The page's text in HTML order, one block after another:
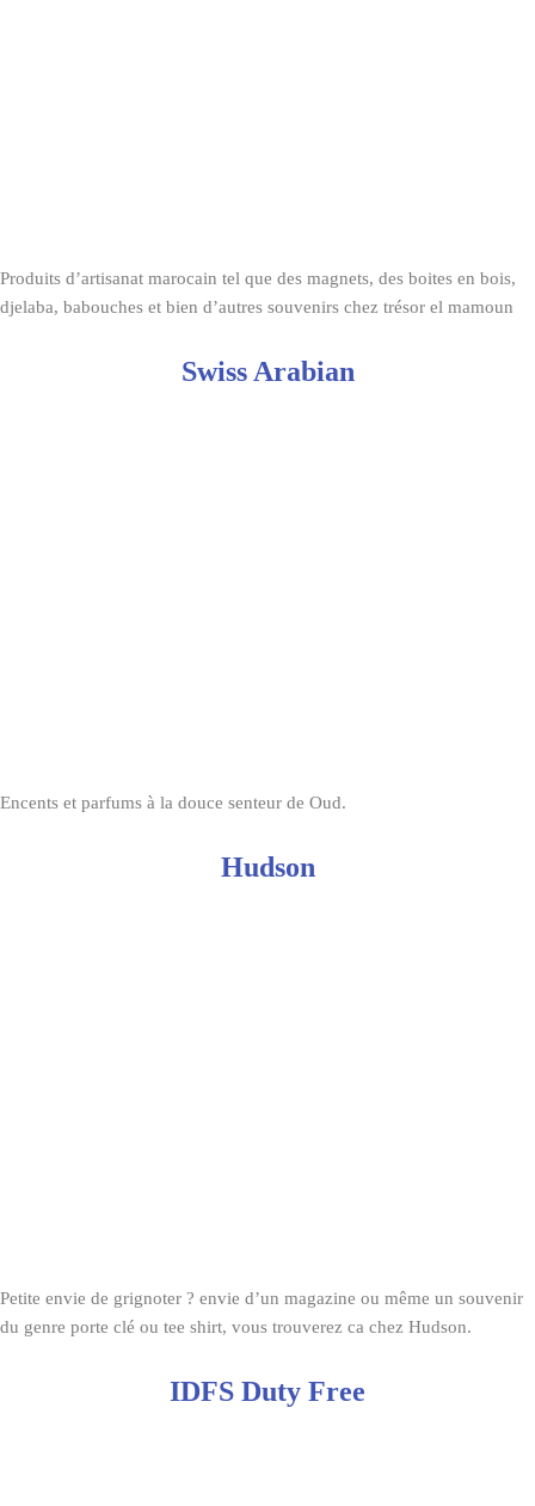
Produits d’artisanat marocain tel que des magnets, des boites en bois,
djelaba, babouches et bien d’autres souvenirs chez trésor el mamoun
Swiss Arabian
Encents et parfums à la douce senteur de Oud.
Hudson
Petite envie de grignoter ? envie d’un magazine ou même un souvenir
du genre porte clé ou tee shirt, vous trouverez ca chez Hudson.
IDFS Duty Free